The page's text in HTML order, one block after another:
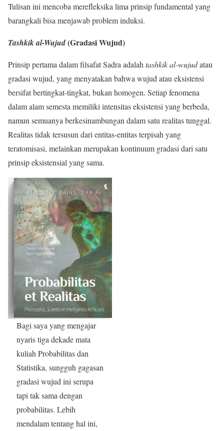
Tulisan ini mencoba merefleksika lima prinsip fundamental yang
barangkali bisa menjawab problem induksi.
Tashkik al-Wujud(Gradasi Wujud)
Prinsip pertama dalam filsafat Sadra adalahtashkik al-wujudatau
gradasi wujud, yang menyatakan bahwa wujud atau eksistensi
bersifat bertingkat-tingkat, bukan homogen. Setiap fenomena
dalam alam semesta memiliki intensitas eksistensi yang berbeda,
namun semuanya berkesinambungan dalam satu realitas tunggal.
Realitas tidak tersusun dari entitas-entitas terpisah yang
teratomisasi, melainkan merupakan kontinuum gradasi dari satu
prinsip eksistensial yang sama.
Bagi saya yang mengajar
nyaris tiga dekade mata
kuliah Probabilitas dan
Statistika, sungguh gagasan
gradasi wujud ini serupa
tapi tak sama dengan
probabilitas. Lebih
mendalam tentang hal ini,